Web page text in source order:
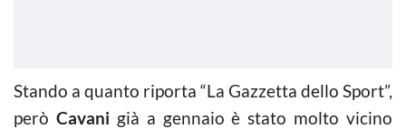
Stando a quanto riporta “La Gazzetta dello Sport”,
però Cavani già a gennaio è stato molto vicino